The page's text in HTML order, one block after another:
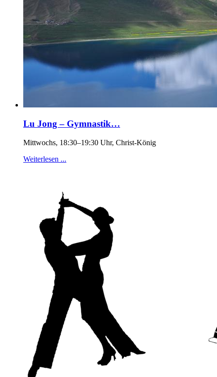
Lu Jong – Gymnastik…
Mittwochs, 18:30–19:30 Uhr, Christ-König
Weiterlesen ...